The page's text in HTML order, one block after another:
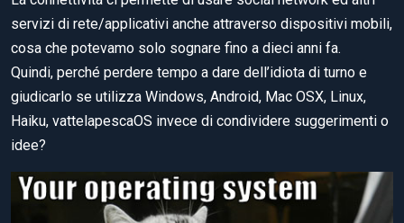
servizi di rete/applicativi anche attraverso dispositivi mobili,
cosa che potevamo solo sognare fino a dieci anni fa.
Quindi, perché perdere tempo a dare dell’idiota di turno e
giudicarlo se utilizza Windows, Android, Mac OSX, Linux,
Haiku, vattelapescaOS invece di condividere suggerimenti o
idee?